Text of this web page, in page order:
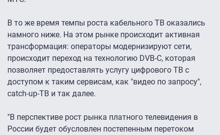
В то же время темпы роста кабельного ТВ оказались
намного ниже. На этом рынке происходит активная
трансформация: операторы модернизируют сети,
происходит переход на технологию DVB-C, которая
позволяет предоставлять услугу цифрового ТВ с
доступом к таким сервисам, как "видео по запросу",
catch-up-ТВ и так далее.
"В перспективе рост рынка платного телевидения в
России будет обусловлен постепенным перетоком